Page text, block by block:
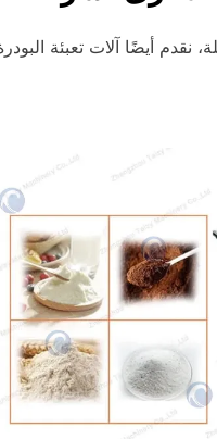
أيضًا آلات تعبئة البودرة